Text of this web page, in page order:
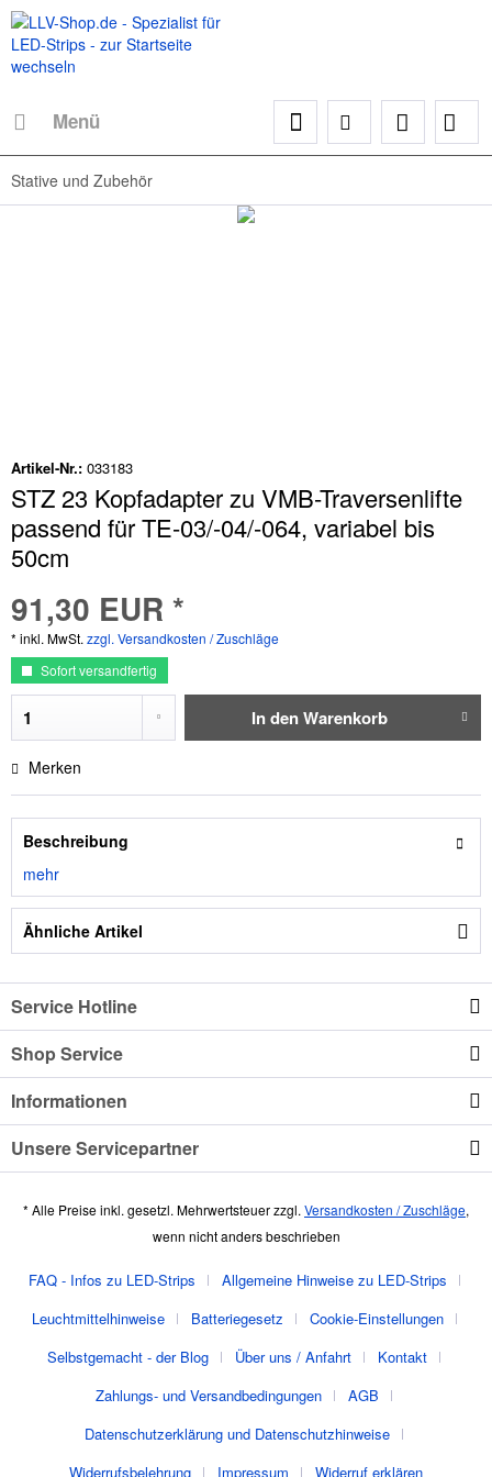
Menü
Stative und Zubehör
Artikel-Nr.: 033183
STZ 23 Kopfadapter zu VMB-Traversenlifte
passend für TE-03/-04/-064, variabel bis
50cm
91,30 EUR *
* inkl. MwSt. zzgl. Versandkosten / Zuschläge
Sofort versandfertig
In denWarenkorb
Merken
Beschreibung
mehr
Ähnliche Artikel
Service Hotline
Shop Service
Informationen
Unsere Servicepartner
* Alle Preise inkl. gesetzl. Mehrwertsteuer zzgl. Versandkosten / Zuschläge,
wenn nicht anders beschrieben
FAQ - Infos zu LED-Strips
Allgemeine Hinweise zu LED-Strips
Leuchtmittelhinweise
Batteriegesetz
Cookie-Einstellungen
Selbstgemacht - der Blog
Über uns / Anfahrt
Kontakt
Zahlungs- und Versandbedingungen
AGB
Datenschutzerklärung und Datenschutzhinweise
Widerrufsbelehrung
Impressum Widerruf erklären